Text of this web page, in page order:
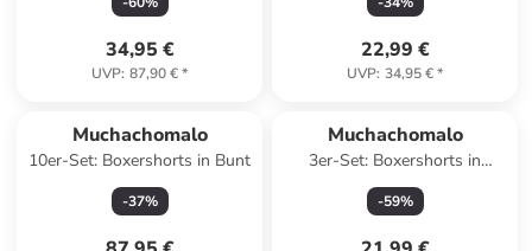
34,95 €
UVP: 87,90 €*
22,99 €
UVP: 34,95 €*
Muchachomalo
10er-Set: Boxershorts in Bunt
-37%
Muchachomalo
3er-Set: Boxershorts in
Schwarz/ Dunkelblau/ Türkis
-59%